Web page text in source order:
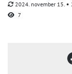
2024. november 15.
7